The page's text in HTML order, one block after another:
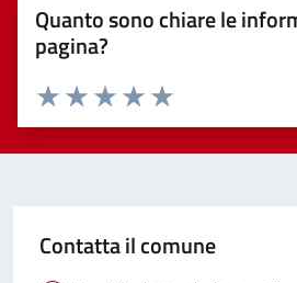
Quanto sono chiare le
pagina?
Valuta 5 stelle su 5
Valuta 4 stelle su 5
Valuta 3 stelle su 5
Valuta 2 stelle su 5
Valuta 1 stelle su 5
Contatta il comune